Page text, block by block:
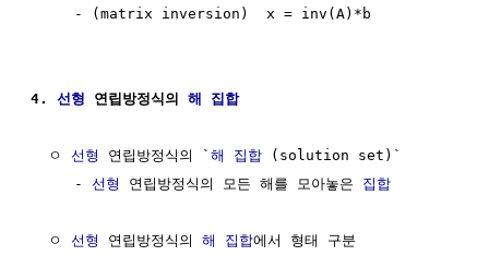
     - (matrix inversion)  x = inv(A)*b
4. 선형 연립방정식의 해 집합
  ㅇ
선형 연립방정식의 ` 해 집합 (solution set)`
     -
선형 연립방정식의 모든 해를 모아놓은 집합
  ㅇ
선형 연립방정식의 해 집합에서 형태 구분